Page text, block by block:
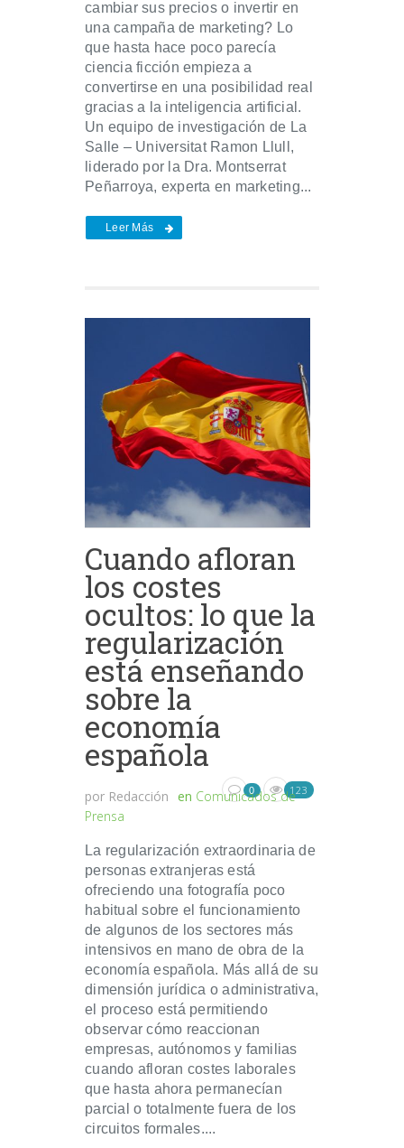
cambiar sus precios o invertir en
una campaña de marketing? Lo
que hasta hace poco parecía
ciencia ficción empieza a
convertirse en una posibilidad real
gracias a la inteligencia artificial.
Un equipo de investigación de La
Salle – Universitat Ramon Llull,
liderado por la Dra. Montserrat
Peñarroya, experta en marketing...
Leer Más
Cuando afloran
los costes
ocultos: lo que la
regularización
está enseñando
sobre la
economía
española
por Redacción en Comunicados de
Prensa
0 123
La regularización extraordinaria de
personas extranjeras está
ofreciendo una fotografía poco
habitual sobre el funcionamiento
de algunos de los sectores más
intensivos en mano de obra de la
economía española. Más allá de su
dimensión jurídica o administrativa,
el proceso está permitiendo
observar cómo reaccionan
empresas, autónomos y familias
cuando afloran costes laborales
que hasta ahora permanecían
parcial o totalmente fuera de los
circuitos formales....